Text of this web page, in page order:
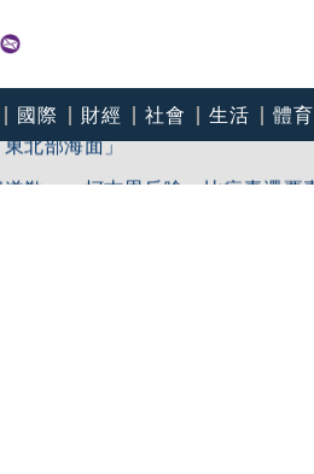
國際 財經 社會 生活 體育
北部海面」
歉」 柯志恩反嗆：比病毒還要毒